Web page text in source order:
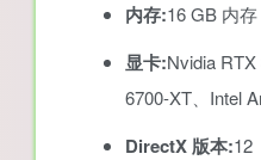
内存:16 GB 内存
显卡:Nvidia
6700-XT、Intel
DirectX 版本:12